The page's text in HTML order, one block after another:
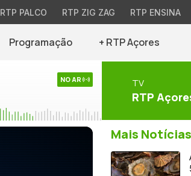
RTP PALCO RTP ZIG ZAG RTP ENSINA
Programação + RTP Açores
NO AR TV
RTP
Mais Notícias